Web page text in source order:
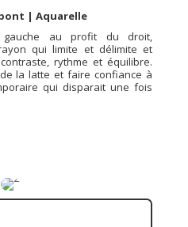
| Aquarelle
au profit du droit,
qui limite et délimite et
rythme et équilibre.
la latte et faire confiance à
qui disparait une fois